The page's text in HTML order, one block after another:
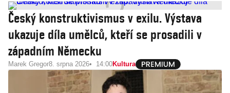
Český konstruktivismus v exilu. Výstava
ukazuje díla umělců, kteří se prosadili v
západním Německu
Marek Gregor8. srpna 2026 14:00Kultura